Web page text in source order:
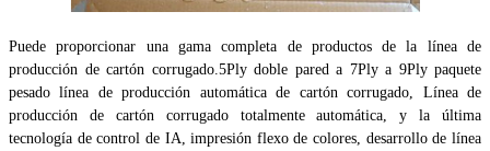
Puede proporcionar una gama completa de productos de la línea de
producción de cartón corrugado.5Ply doble pared a 7Ply a 9Ply paquete
pesado línea de producción automática de cartón corrugado, Línea de
producción de cartón corrugado totalmente automática, y la última
tecnología de control de IA, impresión flexo de colores, desarrollo de línea